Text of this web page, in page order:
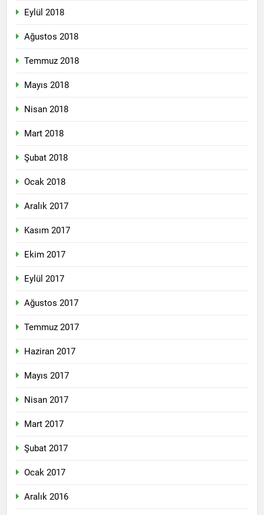
Eylül 2018
Ağustos 2018
Temmuz 2018
Mayıs 2018
Nisan 2018
Mart 2018
Şubat 2018
Ocak 2018
Aralık 2017
Kasım 2017
Ekim 2017
Eylül 2017
Ağustos 2017
Temmuz 2017
Haziran 2017
Mayıs 2017
Nisan 2017
Mart 2017
Şubat 2017
Ocak 2017
Aralık 2016